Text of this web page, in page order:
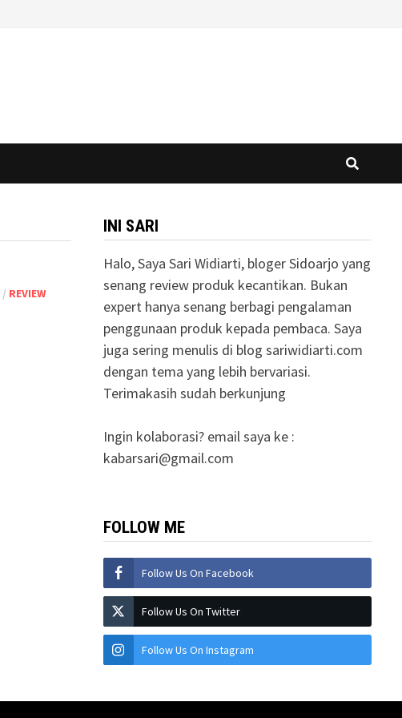
/ REVIEW
INI SARI
Halo, Saya Sari Widiarti, bloger Sidoarjo yang
senang review produk kecantikan. Bukan
expert hanya senang berbagi pengalaman
penggunaan produk kepada pembaca. Saya
juga sering menulis di blog sariwidiarti.com
dengan tema yang lebih bervariasi.
Terimakasih sudah berkunjung
Ingin kolaborasi? email saya ke :
kabarsari@gmail.com
FOLLOW ME
Follow Us On Facebook
Follow Us On Twitter
Follow Us On Instagram